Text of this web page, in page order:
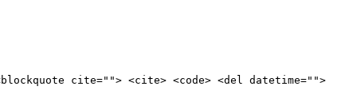
cite=""> <cite> <code> <del datetime="">